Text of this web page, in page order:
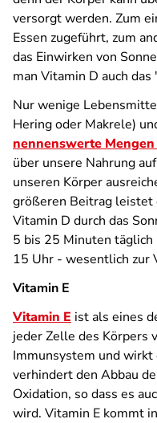
versorgt werden. Zum
Essen zugeführt, zum
das Einwirken von
man Vitamin D auch
Nur wenige
Hering oder Makrele)
nennenswerte
über unsere Nahrung
unseren Körper
größeren Beitrag leistet
Vitamin D durch das
5 bis 25 Minuten
15 Uhr - wesentlich zur
Vitamin E
Vitamin E ist als eines
jeder Zelle des Körpers
Immunsystem und wirkt
verhindert den Abbau
Oxidation, so dass es
wird. Vitamin E kommt